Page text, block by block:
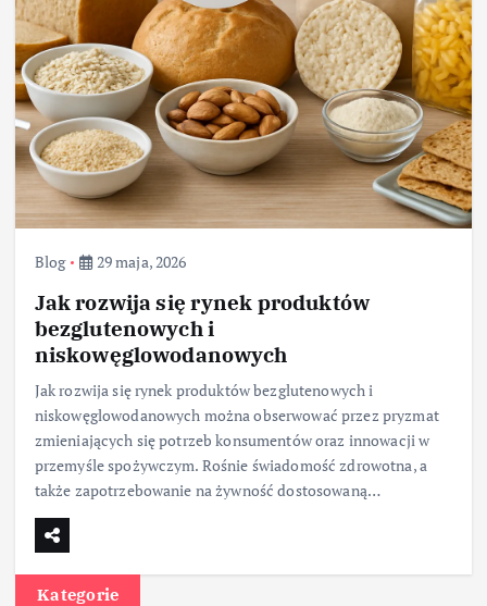
Blog 29 maja, 2026
Jak rozwija się rynek produktów
bezglutenowych i
niskowęglowodanowych
Jak rozwija się rynek produktów bezglutenowych i
niskowęglowodanowych można obserwować przez pryzmat
zmieniających się potrzeb konsumentów oraz innowacji w
przemyśle spożywczym. Rośnie świadomość zdrowotna, a
także zapotrzebowanie na żywność dostosowaną…
Kategorie